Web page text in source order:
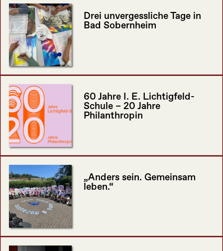
Drei unvergessliche Tage in
Bad Sobernheim
60 Jahre I. E. Lichtigfeld-
Schule – 20 Jahre
Philanthropin
„Anders sein. Gemeinsam
leben.“